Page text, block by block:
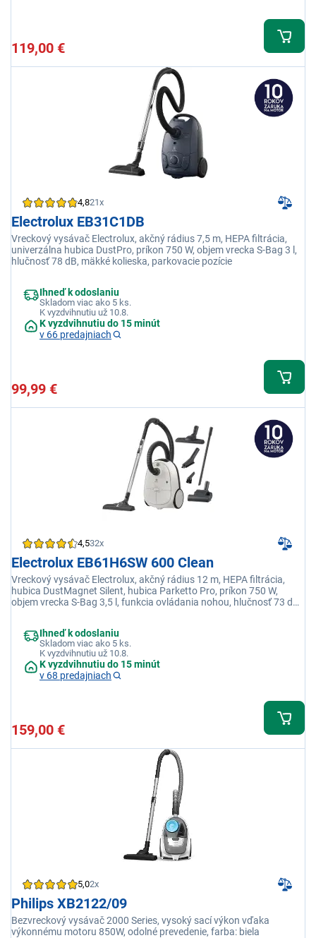
119,00 €
4,821x
Electrolux EB31C1DB
Vreckový vysávač Electrolux, akčný rádius 7,5 m, HEPA filtrácia,
univerzálna hubica DustPro, príkon 750 W, objem vrecka S-Bag 3 l,
hlučnosť 78 dB, mäkké kolieska, parkovacie pozície
Ihneď k odoslaniu
Skladom viac ako 5 ks.
K vyzdvihnutiu už 10.8.
K vyzdvihnutiu do 15 minút
v 66 predajniach
99,99 €
4,532x
Electrolux EB61H6SW 600 Clean
Vreckový vysávač Electrolux, akčný rádius 12 m, HEPA filtrácia,
hubica DustMagnet Silent, hubica Parketto Pro, príkon 750 W,
objem vrecka S-Bag 3,5 l, funkcia ovládania nohou, hlučnosť 73 dB,
Ihneď k odoslaniu
Skladom viac ako 5 ks.
K vyzdvihnutiu už 10.8.
K vyzdvihnutiu do 15 minút
v 68 predajniach
159,00 €
5,02x
Philips XB2122/09
Bezvreckový vysávač 2000 Series, vysoký sací výkon vďaka
výkonnému motoru 850W, odolné prevedenie, farba: biela